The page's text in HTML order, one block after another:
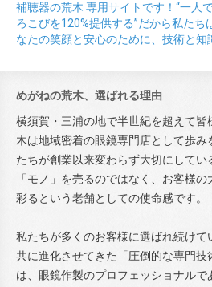
補聴器の荒木 専用サイトです！“一人
ろこびを120%提供する”だから私たち
なたの笑顔と安心のために、技術と知
めがねの荒木、選ばれる理由
横須賀・三浦の地で半世紀を超えて
木は地域密着の眼鏡専門店として歩
たちが創業以来変わらず大切にしてい
「モノ」を売るのではなく、お客様の
彩るという老舗としての使命感です。
私たちが多くのお客様に選ばれ続けて
共に進化させてきた「圧倒的な専門技
は、眼鏡作製のプロフェッショナル